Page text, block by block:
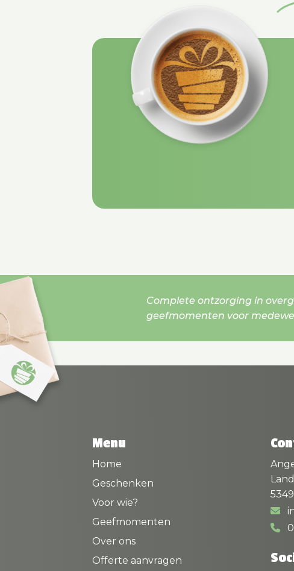
Complete ontzorging in
geefmomenten voor
Menu
Home
Geschenken
Voor wie?
Geefmomenten
Over ons
Offerte aanvragen